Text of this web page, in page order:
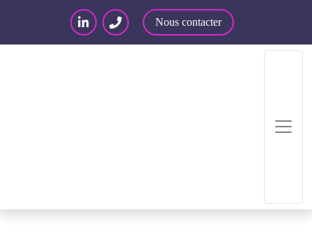
Nous contacter
L’industrie 4.0 : une question de technologies ?